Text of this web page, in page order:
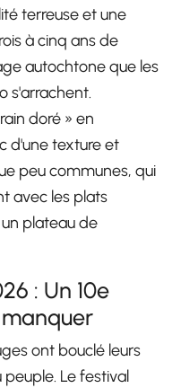
terreuse et une
à cinq ans de
autochtone que les
s'arrachent.
doré » en
d'une texture et
peu communes, qui
avec les plats
plateau de
: Un 10e
ont bouclé leurs
peuple. Le festival